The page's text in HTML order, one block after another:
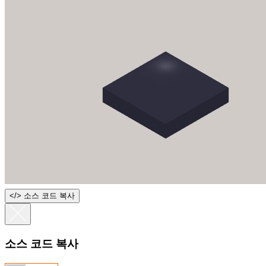
</> 소스 코드 복사
소스 코드 복사